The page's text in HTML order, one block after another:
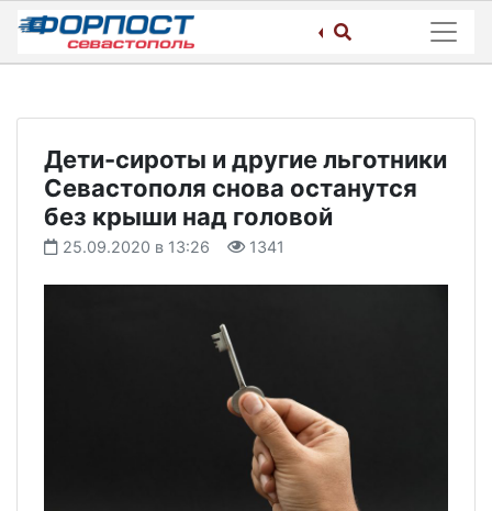
Skip
content
Дети-сироты и другие льготники
Севастополя снова останутся
без крыши над головой
25.09.2020 в 13:26 1341